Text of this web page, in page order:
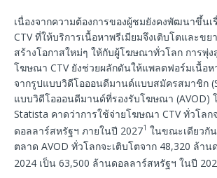
เนื่องจากความต้องการของผู้ชมยังคงพัฒนาขึ้น
CTV ที่ให้บริการเนื้อหาพรีเมียมจึงเติบโตและขย
สร้างโอกาสใหม่ๆ ให้กับผู้โฆษณาทั่วโลก การพุ่
โฆษณา CTV ยังช่วยผลักดันให้แพลตฟอร์มเนื้อ
จากรูปแบบวิดีโอออนดีมานด์แบบสมัครสมาชิก
แบบวิดีโอออนดีมานด์ที่รองรับโฆษณา (AVOD)
Statista คาดว่าการใช้จ่ายโฆษณา CTV ทั่วโล
ดอลลาร์สหรัฐฯ ภายในปี 20271 ในขณะเดียวกั
ตลาด AVOD ทั่วโลกจะเติบโตจาก 48,320 ล้า
2024 เป็น 63,500 ล้านดอลลาร์สหรัฐฯ ในปี